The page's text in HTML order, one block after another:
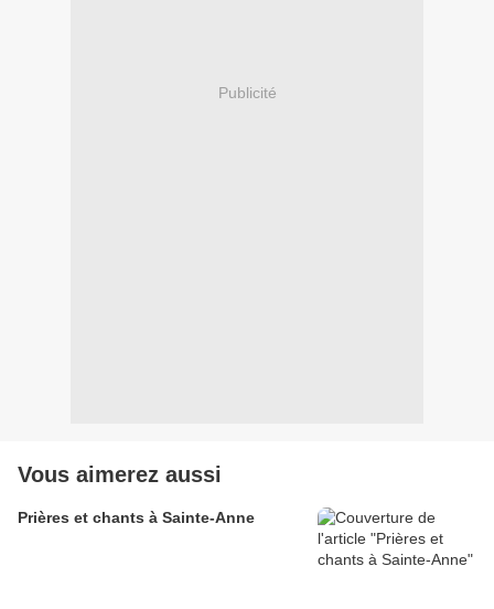
Publicité
Vous aimerez aussi
Prières et chants à Sainte-Anne